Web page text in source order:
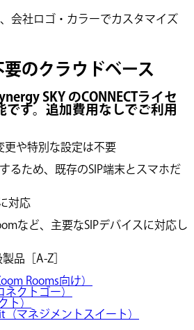
、会社ロゴ・カラーでカスタマイズ
のクラウドベース
SKY のCONNECTライセ
です。追加費用なしでご利用
更や特別な設定は不要
るため、既存のSIP端末とスマホだ
対応
など、主要なSIPデバイスに対応し
品［A-Z］
Rooms向け）
ネクトゴー）
ト）
マネジメントスイート）